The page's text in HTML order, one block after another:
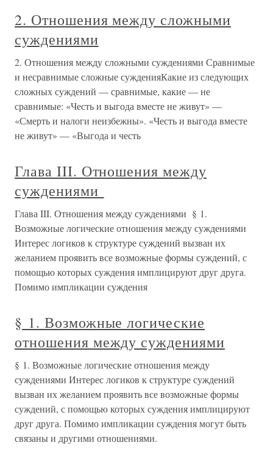
2. Отношения между сложными
суждениями
2. Отношения между сложными суждениями Сравнимые
и несравнимые сложные сужденияКакие из следующих
сложных суждений — сравнимые, какие — не
сравнимые: «Честь и выгода вместе не живут» —
«Смерть и налоги неизбежны». «Честь и выгода вместе
не живут» — «Выгода и честь
Глава III. Отношения между
суждениями
Глава III. Отношения между суждениями § 1.
Возможные логические отношения между суждениями
Интерес логиков к структуре суждений вызван их
желанием проявить все возможные формы суждений, с
помощью которых суждения имплицируют друг друга.
Помимо импликации суждения
§ 1. Возможные логические
отношения между суждениями
§ 1. Возможные логические отношения между
суждениями Интерес логиков к структуре суждений
вызван их желанием проявить все возможные формы
суждений, с помощью которых суждения имплицируют
друг друга. Помимо импликации суждения могут быть
связаны и другими отношениями.